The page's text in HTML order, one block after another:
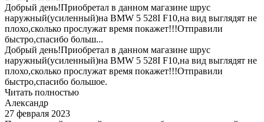
Добрый день!Приобретал в данном магазине шрус
наружный(усиленный)на BMW 5 528I F10,на вид выглядят не
плохо,сколько прослужат время покажет!!!Отправили
быстро,спасибо больш...
Добрый день!Приобретал в данном магазине шрус
наружный(усиленный)на BMW 5 528I F10,на вид выглядят не
плохо,сколько прослужат время покажет!!!Отправили
быстро,спасибо большое.
Читать полностью
Александр
27 февраля 2023